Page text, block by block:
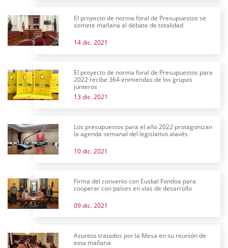
El proyecto de norma foral de Presupuestos se
somete mañana al debate de totalidad
14 dic. 2021
El proyecto de norma foral de Presupuestos para
2022 recibe 364 enmiendas de los grupos
junteros
13 dic. 2021
Los presupuestos para el año 2022 protagonizan
la agenda semanal del legislativo alavés
10 dic. 2021
Firma del convenio con Euskal Fondoa para
cooperar con países en vías de desarrollo
09 dic. 2021
Asuntos tratados por la Mesa en su reunión de
esta mañana